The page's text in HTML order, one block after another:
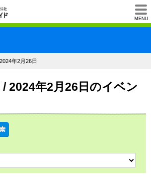
MENU
一般財団法人石川
2024年2月26日
/ 2024年2月26日のイベン